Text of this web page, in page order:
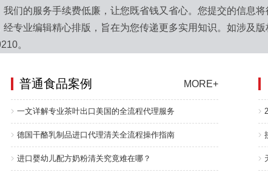
们的服务手续费低廉，让您既省钱又省心。您提交的信息
专业编辑精心排版，旨在为您传递更多实用知识。如涉及
。
普通食品案例 MORE+
一文详解专业茶叶出口美国的全流程代理服务
德国干酪乳制品进口代理清关全流程操作指南
进口婴幼儿配方奶粉清关究竟难在哪？